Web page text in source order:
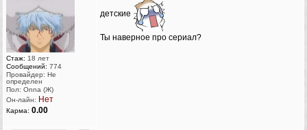
Стаж: 18 лет
Сообщений: 774
Провайдер: Не
определен
Пол: Onna (Ж)
Он-лайн: Нет
Карма: 0.00
детские
Ты наверное про сериал?